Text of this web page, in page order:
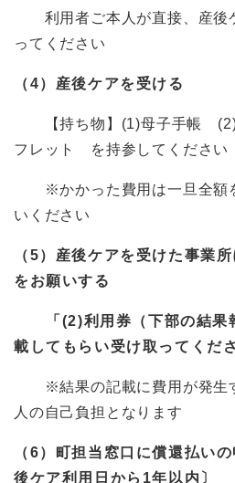
利用者ご本人が直接、産後
ってください
（4）産後ケアを受ける
【持ち物】(1)母子手帳 (2)
フレット を持参してください
※かかった費用は一旦全額
いください
（5）産後ケアを受けた事業
をお願いする
「(2)利用券（下部の結果
載してもらい受け取ってくだ
※結果の記載に費用が発生
人の自己負担となります
（6）町担当窓口に償還払い
後ケア利用日から1年以内〕